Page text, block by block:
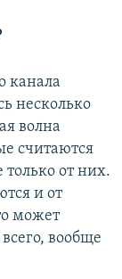
канала
несколько
волна
считаются
от них.
и от
может
вообще